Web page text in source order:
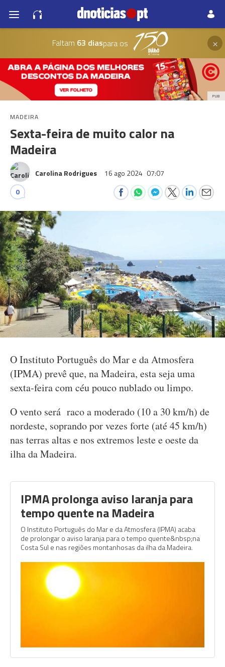
Faltam 63 diaspara os ×
PUB
MADEIRA
Sexta-feira de muito calor na
Madeira
Carolina Rodrigues 16 ago 2024 07:07
0
O Instituto Português do Mar e da Atmosfera
(IPMA) prevê que, na Madeira, esta seja uma
sexta-feira com céu pouco nublado ou limpo.
O vento será raco a moderado (10 a 30 km/h) de
nordeste, soprando por vezes forte (até 45 km/h)
nas terras altas e nos extremos leste e oeste da
ilha da Madeira.
IPMA prolonga aviso laranja para
tempo quente na Madeira
O Instituto Português do Mar e da Atmosfera (IPMA) acaba
de prolongar o aviso laranja para o tempo quente&nbsp;na
Costa Sul e nas regiões montanhosas da ilha da Madeira.